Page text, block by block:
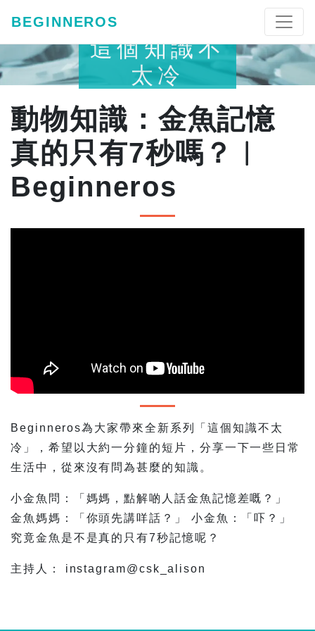
BEGINNEROS
這個知識不
太冷
動物知識：金魚記憶
真的只有7秒嗎？︱
Beginneros
Beginneros為大家帶來全新系列「這個知識不太
冷」，希望以大約一分鐘的短片，分享一下一些日常
生活中，從來沒有問為甚麼的知識。
小金魚問：「媽媽，點解啲人話金魚記憶差嘅？」
金魚媽媽：「你頭先講咩話？」 小金魚：「吓？」
究竟金魚是不是真的只有7秒記憶呢？
主持人： instagram@csk_alison